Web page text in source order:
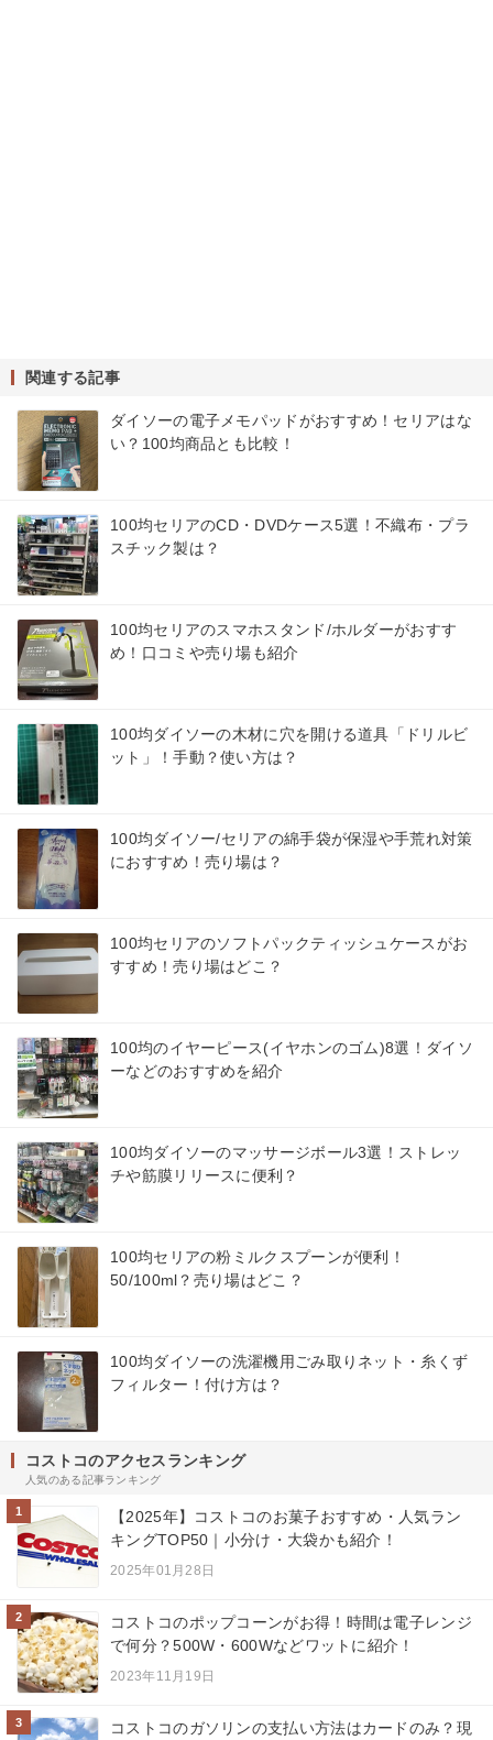
関連する記事
ダイソーの電子メモパッドがおすすめ！セリアはな
い？100均商品とも比較！
100均セリアのCD・DVDケース5選！不織布・プラ
スチック製は？
100均セリアのスマホスタンド/ホルダーがおすす
め！口コミや売り場も紹介
100均ダイソーの木材に穴を開ける道具「ドリルビ
ット」！手動？使い方は？
100均ダイソー/セリアの綿手袋が保湿や手荒れ対策
におすすめ！売り場は？
100均セリアのソフトパックティッシュケースがお
すすめ！売り場はどこ？
100均のイヤーピース(イヤホンのゴム)8選！ダイソ
ーなどのおすすめを紹介
100均ダイソーのマッサージボール3選！ストレッ
チや筋膜リリースに便利？
100均セリアの粉ミルクスプーンが便利！
50/100ml？売り場はどこ？
100均ダイソーの洗濯機用ごみ取りネット・糸くず
フィルター！付け方は？
コストコのアクセスランキング
人気のある記事ランキング
1
【2025年】コストコのお菓子おすすめ・人気ラン
キングTOP50｜小分け・大袋かも紹介！
2025年01月28日
2
コストコのポップコーンがお得！時間は電子レンジ
で何分？500W・600Wなどワットに紹介！
2023年11月19日
3
コストコのガソリンの支払い方法はカードのみ？現